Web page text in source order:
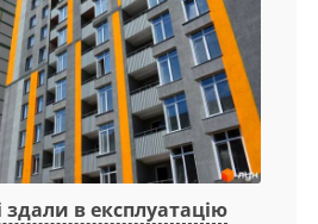
здали в експлуатацію